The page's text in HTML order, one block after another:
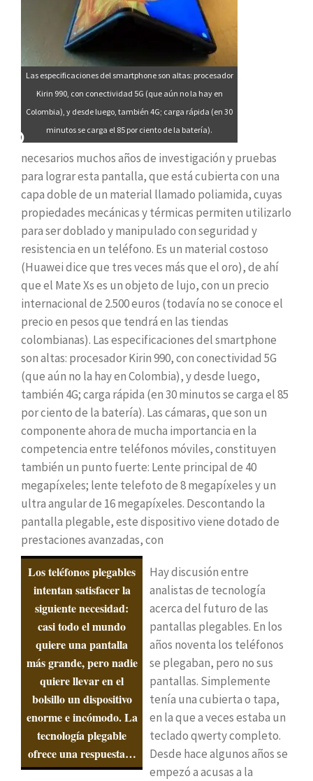
Las especificaciones del smartphone son altas: procesador
Kirin 990, con conectividad 5G (que aún no la hay en
Colombia), y desde luego, también 4G; carga rápida (en 30
minutos se carga el 85 por ciento de la batería).
necesarios muchos años de investigación y pruebas
para lograr esta pantalla, que está cubierta con una
capa doble de un material llamado poliamida, cuyas
propiedades mecánicas y térmicas permiten utilizarlo
para ser doblado y manipulado con seguridad y
resistencia en un teléfono. Es un material costoso
(Huawei dice que tres veces más que el oro), de ahí
que el Mate Xs es un objeto de lujo, con un precio
internacional de 2.500 euros (todavía no se conoce el
precio en pesos que tendrá en las tiendas
colombianas). Las especificaciones del smartphone
son altas: procesador Kirin 990, con conectividad 5G
(que aún no la hay en Colombia), y desde luego,
también 4G; carga rápida (en 30 minutos se carga el 85
por ciento de la batería). Las cámaras, que son un
componente ahora de mucha importancia en la
competencia entre teléfonos móviles, constituyen
también un punto fuerte: Lente principal de 40
megapíxeles; lente telefoto de 8 megapíxeles y un
ultra angular de 16 megapíxeles. Descontando la
pantalla plegable, este dispositivo viene dotado de
prestaciones avanzadas, con
Los teléfonos plegables
intentan satisfacer la
siguiente necesidad:
casi todo el mundo
quiere una pantalla
más grande, pero nadie
quiere llevar en el
bolsillo un dispositivo
enorme e incómodo. La
tecnología plegable
ofrece una respuesta…
Hay discusión entre
analistas de tecnología
acerca del futuro de las
pantallas plegables. En los
años noventa los teléfonos
se plegaban, pero no sus
pantallas. Simplemente
tenía una cubierta o tapa,
en la que a veces estaba un
teclado qwerty completo.
Desde hace algunos años se
empezó a acusas a la